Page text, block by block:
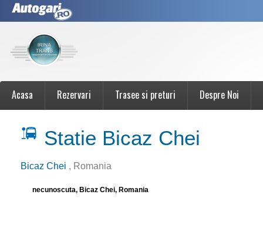
Acasa Rezervari Trasee si preturi Despre Noi
Statie Bicaz Chei
Bicaz Chei , Romania
necunoscuta, Bicaz Chei, Romania